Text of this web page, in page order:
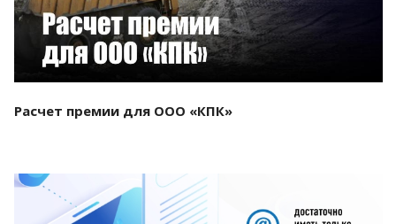
Расчет премии для ООО «КПК»